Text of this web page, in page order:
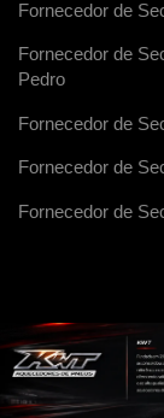
Fornecedor de
Fornecedor de
Pedro
Fornecedor de
Fornecedor de
Fornecedor de